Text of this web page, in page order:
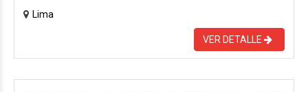
Lima
VER DETALLE